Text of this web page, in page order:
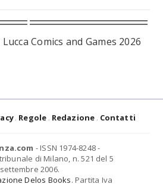
Comics and Games 2026
Regole Redazione Contatti
- ISSN 1974-8248 -
di Milano, n. 521 del 5
settembre 2006.
Delos Books. Partita Iva